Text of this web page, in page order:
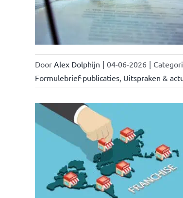
Door Alex Dolphijn | 04-06-2026 |
Formulebrief-publicaties, Uitspraken &